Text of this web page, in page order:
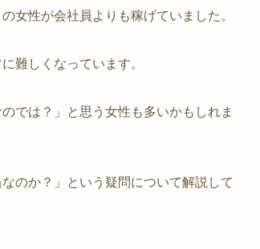
女性が会社員よりも稼げていました。
難しくなっています。
では？」と思う女性も多いかもしれま
のか？」という疑問について解説して